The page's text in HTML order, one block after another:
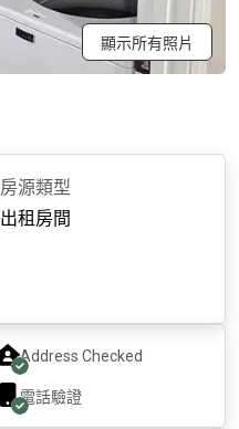
顯示所有照片
房源類型
出租房間
Address Checked
電話驗證